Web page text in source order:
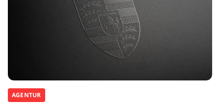
AGENTUR